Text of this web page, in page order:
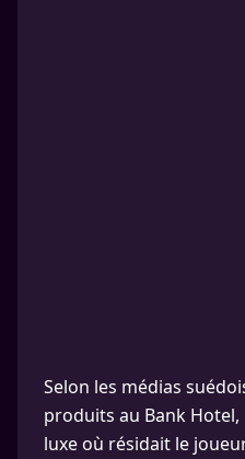
Selon les médias
produits au Bank
luxe où résidait le